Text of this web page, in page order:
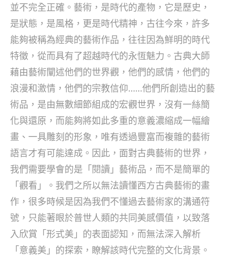
並不完全正確。藝術，是時代的產物，它是歷史，
是狀態，是風格，更是時代精神，古往今來，許多
能夠被稱為經典的藝術作品，往往因為鮮明的時代
特徵，從而具有了超越時代的永恆魅力。古典大師
藉由藝術闡述他們的世界觀，他們的感情，他們的
浪漫和激情，他們的宗教信仰……他們所創造出的藝
術品，是由無數細節組成的宏觀世界，沒有一絲簡
化與還原，而能夠將如此多重的意義濃縮成一幅繪
畫、一具雕刻的形象，唯有透過豐富而複雜的藝術
語言才有可能達成。因此，面對古典藝術的世界，
我們需要學會的是「閱讀」藝術品，而不是簡單的
「觀看」。我們之所以無法讀懂西方古典藝術的畫
作，很多時候是因為我們不懂過去藝術家的溝通符
號，只能著眼於普世人類的共同美感價值，以致落
入欣賞「形式美」的表面認知，而無法深入解析
「意義美」的探索，瞭解該時代完整的文化背景。